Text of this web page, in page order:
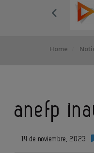
Home
anefp
14 de noviembre, 2023